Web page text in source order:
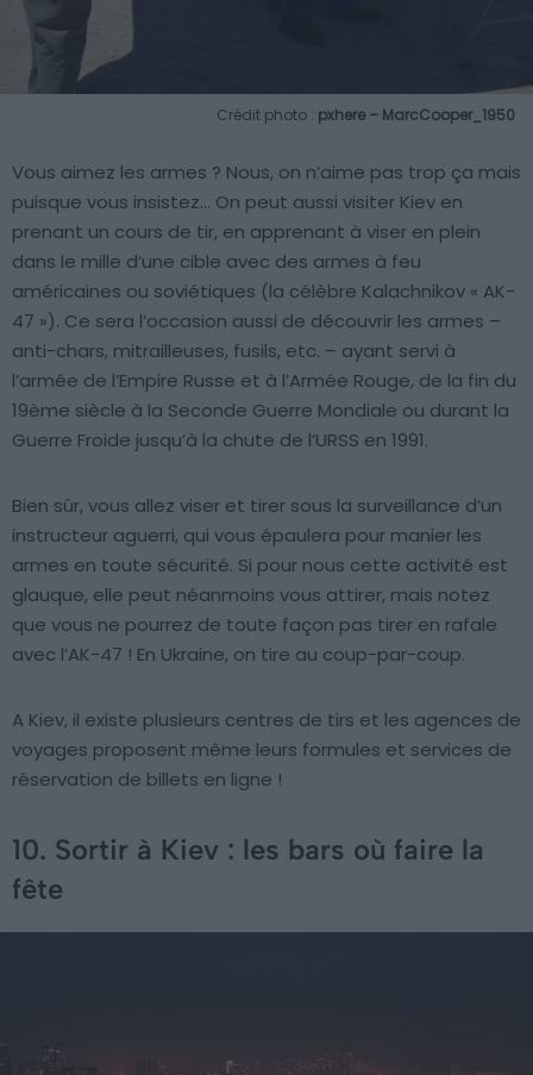
Crédit photo : pxhere – MarcCooper_1950
Vous aimez les armes ? Nous, on n’aime pas trop ça mais
puisque vous insistez… On peut aussi visiter Kiev en
prenant un cours de tir, en apprenant à viser en plein
dans le mille d’une cible avec des armes à feu
américaines ou soviétiques (la célèbre Kalachnikov « AK-
47 »). Ce sera l’occasion aussi de découvrir les armes –
anti-chars, mitrailleuses, fusils, etc. – ayant servi à
l’armée de l’Empire Russe et à l’Armée Rouge, de la fin du
19ème siècle à la Seconde Guerre Mondiale ou durant la
Guerre Froide jusqu’à la chute de l’URSS en 1991.
Bien sûr, vous allez viser et tirer sous la surveillance d’un
instructeur aguerri, qui vous épaulera pour manier les
armes en toute sécurité. Si pour nous cette activité est
glauque, elle peut néanmoins vous attirer, mais notez
que vous ne pourrez de toute façon pas tirer en rafale
avec l’AK-47 ! En Ukraine, on tire au coup-par-coup.
A Kiev, il existe plusieurs centres de tirs et les agences de
voyages proposent même leurs formules et services de
réservation de billets en ligne !
10. Sortir à Kiev : les bars où faire la
fête